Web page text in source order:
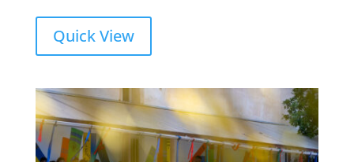
€1,00
through
Quick View